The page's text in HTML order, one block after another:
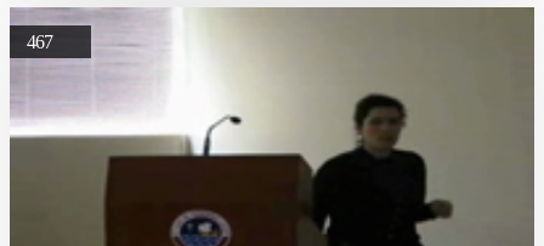
467